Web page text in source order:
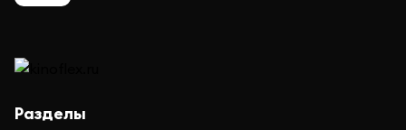
Разделы